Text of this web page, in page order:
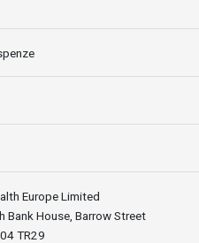
Europe Limited
Bank House, Barrow Street
TR29